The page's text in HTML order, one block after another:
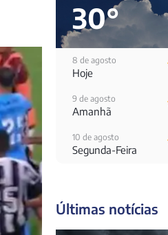
30°
8 de agosto
Hoje
9 de agosto
Amanhã
10 de agosto
Segunda-Feira
12 de agosto
Quarta-Feira
Últimas notícias